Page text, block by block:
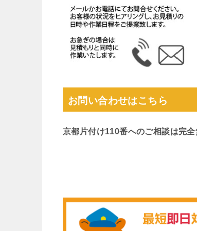
お問い合わせはこちら
京都片付け110番へのご相談は完